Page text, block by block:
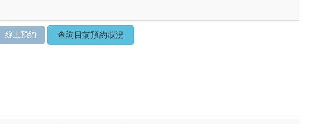
線上預約 查詢目前預約狀況